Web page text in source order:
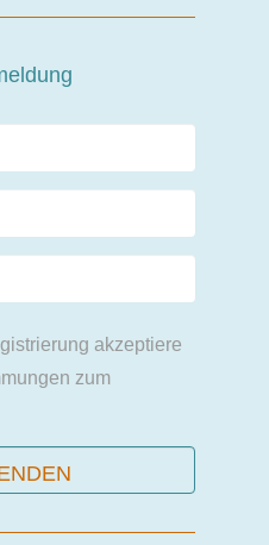
akzeptiere
zum